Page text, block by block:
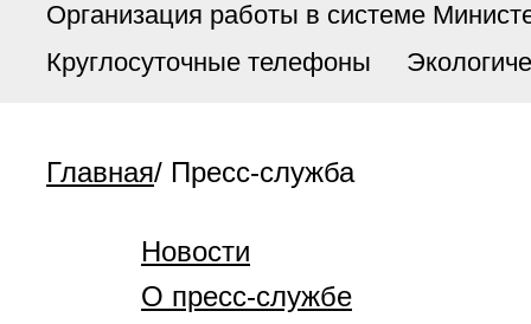
Организация работы в системе
Круглосуточные телефоны
Главная/ Пресс-служба
Новости
О пресс-службе